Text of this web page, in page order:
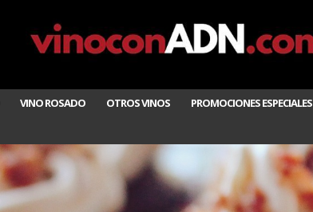
VINO ROSADO OTROS VINOS PROMOCIONES ESPECIALES